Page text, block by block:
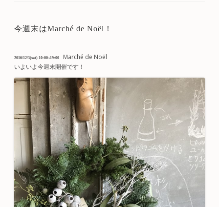
今週末はMarché de Noël！
2016/12/3(sat) 10:00~19:00
Marché de Noël
いよいよ今週末開催です！